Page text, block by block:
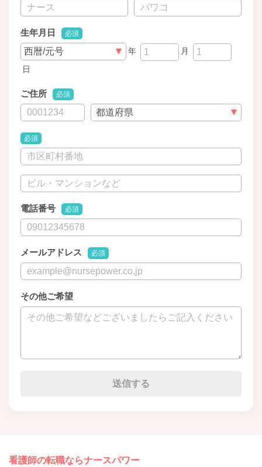
生年月日 必須
年
月
日
ご住所 必須
必須
電話番号 必須
メールアドレス 必須
その他ご希望
看護師の転職ならナースパワー